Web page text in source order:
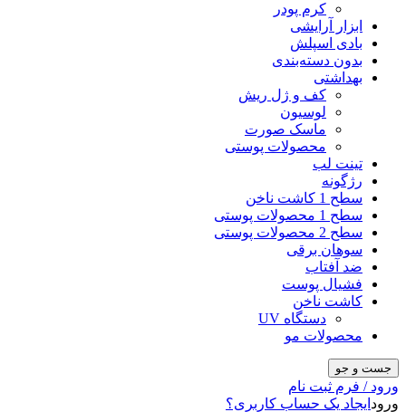
کرم پودر
ابزار آرایشی
بادی اسپلش
بدون دسته‌بندی
بهداشتی
کف و ژل ریش
لوسیون
ماسک صورت
محصولات پوستی
تینت لب
رژگونه
سطح 1 کاشت ناخن
سطح 1 محصولات پوستی
سطح 2 محصولات پوستی
سوهان برقی
ضد آفتاب
فشیال پوست
کاشت ناخن
دستگاه UV
محصولات مو
جست و جو
ورود / فرم ثبت نام
ورود ایجاد یک حساب کاربری؟